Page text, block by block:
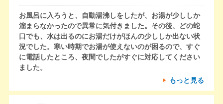
お風呂に入ろうと、自動湯沸しをしたが、お湯が少ししか
溜まらなかったので異常に気付きました。その後、どの蛇
口でも、水は出るのにお湯だけがほんの少ししか出ない状
況でした。寒い時期でお湯が使えないのが困るので、すぐ
に電話したところ、夜間でしたがすぐに対応してください
ました。
もっと見る